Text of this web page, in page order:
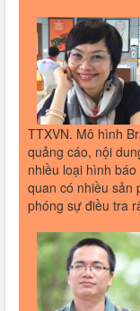
TTXVN. Mô hình
quảng cáo, nội
nhiều loại hình
quan có nhiều sản
phóng sự điều tra